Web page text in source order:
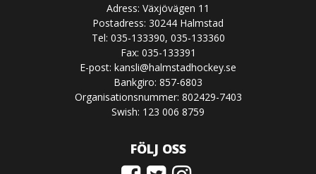
Adress: Växjövägen 11
Postadress: 30244 Halmstad
Tel: 035-133390, 035-133360
Fax: 035-133391
E-post: kansli@halmstadhockey.se
Bankgiro: 857-6803
Organisationsnummer: 802429-7403
Swish: 123 006 8759
FÖLJ OSS